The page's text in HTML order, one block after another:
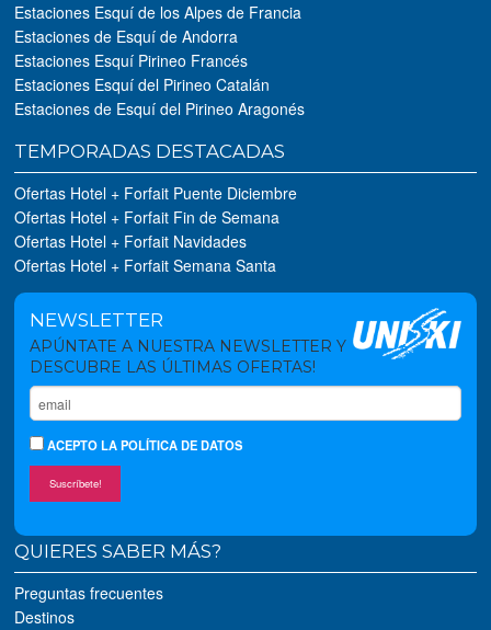
Estaciones Esquí de los Alpes de Francia
Estaciones de Esquí de Andorra
Estaciones Esquí Pirineo Francés
Estaciones Esquí del Pirineo Catalán
Estaciones de Esquí del Pirineo Aragonés
TEMPORADAS DESTACADAS
Ofertas Hotel + Forfait Puente Diciembre
Ofertas Hotel + Forfait Fin de Semana
Ofertas Hotel + Forfait Navidades
Ofertas Hotel + Forfait Semana Santa
NEWSLETTER
APÚNTATE A NUESTRA NEWSLETTER Y
DESCUBRE LAS ÚLTIMAS OFERTAS!
ACEPTOLA POLÍTICA DE DATOS
Suscríbete!
QUIERES SABER MÁS?
Preguntas frecuentes
Destinos